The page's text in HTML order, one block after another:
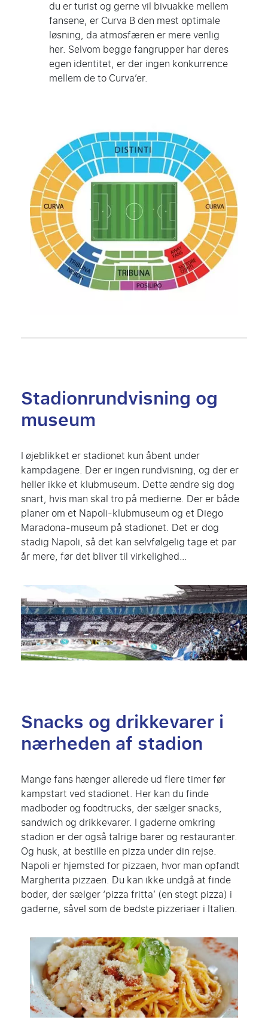
du er turist og gerne vil bivuakke mellem
fansene, er Curva B den mest optimale
løsning, da atmosfæren er mere venlig
her. Selvom begge fangrupper har deres
egen identitet, er der ingen konkurrence
mellem de to Curva’er.
Stadionrundvisning og
museum
I øjeblikket er stadionet kun åbent under
kampdagene. Der er ingen rundvisning, og der er
heller ikke et klubmuseum. Dette ændre sig dog
snart, hvis man skal tro på medierne. Der er både
planer om et Napoli-klubmuseum og et Diego
Maradona-museum på stadionet. Det er dog
stadig Napoli, så det kan selvfølgelig tage et par
år mere, før det bliver til virkelighed…
Snacks og drikkevarer i
nærheden af stadion
Mange fans hænger allerede ud flere timer før
kampstart ved stadionet. Her kan du finde
madboder og foodtrucks, der sælger snacks,
sandwich og drikkevarer. I gaderne omkring
stadion er der også talrige barer og restauranter.
Og husk, at bestille en pizza under din rejse.
Napoli er hjemsted for pizzaen, hvor man opfandt
Margherita pizzaen. Du kan ikke undgå at finde
boder, der sælger ‘pizza fritta’ (en stegt pizza) i
gaderne, såvel som de bedste pizzeriaer i Italien.